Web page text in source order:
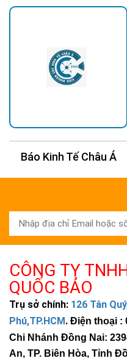
Báo Kinh Tế Châu Á
CÔNG TY
QUỐC BẢO
Trụ sở chính: 126 Tân
Phú,TP.HCM. Điện thoại :
Chi Nhánh Đồng Nai:
An, TP. Biên Hòa, Tỉnh